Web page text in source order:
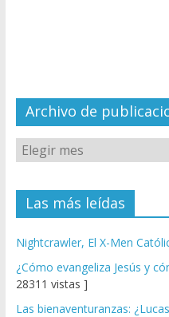
el
Archivo de
Las más leídas
Nightcrawler, El X-Men
¿Cómo evangeliza Jesús y
28311 vistas ]
Las bienaventuranzas: